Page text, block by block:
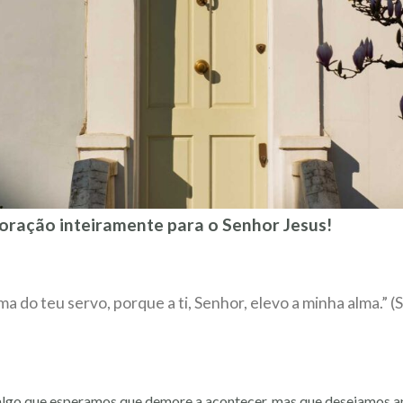
inteiramente para o Senhor Jesus!
do teu servo, porque a ti, Senhor, elevo a minha alma.”